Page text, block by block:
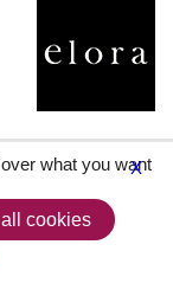
& crédits
X
what you want
cookies